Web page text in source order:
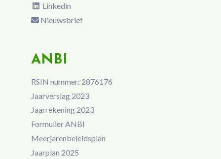
Linkedin
Nieuwsbrief
ANBI
RSIN nummer: 2876176
Jaarverslag 2023
Jaarrekening 2023
Formulier ANBI
Meerjarenbeleidsplan
Jaarplan 2025